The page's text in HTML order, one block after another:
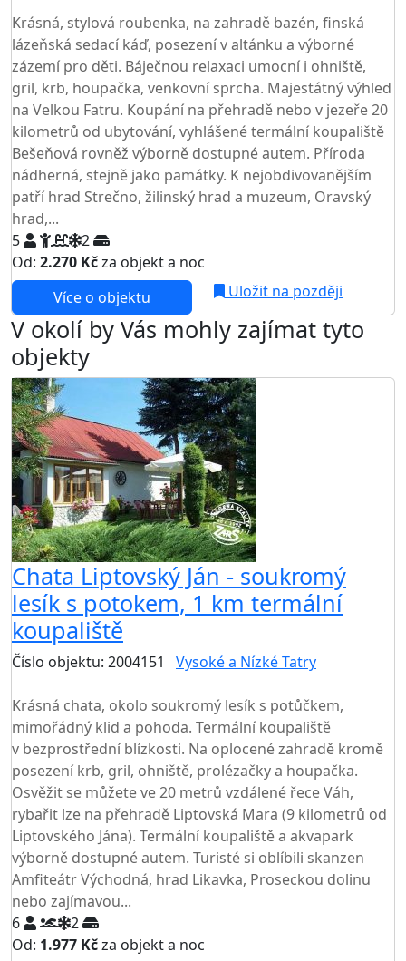
Krásná, stylová roubenka, na zahradě bazén, finská
lázeňská sedací káď, posezení v altánku a výborné
zázemí pro děti. Báječnou relaxaci umocní i ohniště,
gril, krb, houpačka, venkovní sprcha. Majestátný výhled
na Velkou Fatru. Koupání na přehradě nebo v jezeře 20
kilometrů od ubytování, vyhlášené termální koupaliště
Bešeňová rovněž výborně dostupné autem. Příroda
nádherná, stejně jako památky. K nejobdivovanějším
patří hrad Strečno, žilinský hrad a muzeum, Oravský
hrad,...
5
2
Od: 2.270 Kčza objekt a noc
Více o objektu
Uložit na později
V okolí by Vás mohly zajímat tyto
objekty
Chata Liptovský Ján - soukromý
lesík s potokem, 1 km termální
koupaliště
Číslo objektu: 2004151 Vysoké a Nízké Tatry
Krásná chata, okolo soukromý lesík s potůčkem,
mimořádný klid a pohoda. Termální koupaliště
v bezprostřední blízkosti. Na oplocené zahradě kromě
posezení krb, gril, ohniště, prolézačky a houpačka.
Osvěžit se můžete ve 20 metrů vzdálené řece Váh,
rybařit lze na přehradě Liptovská Mara (9 kilometrů od
Liptovského Jána). Termální koupaliště a akvapark
výborně dostupné autem. Turisté si oblíbili skanzen
Amfiteátr Východná, hrad Likavka, Proseckou dolinu
nebo zajímavou...
6
2
Od: 1.977 Kčza objekt a noc